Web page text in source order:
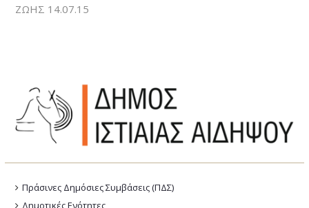
ΖΩΗΣ 14.07.15
Πράσινες Δημόσιες Συμβάσεις (ΠΔΣ)
Δημοτικές Ενότητες